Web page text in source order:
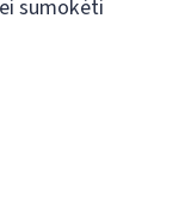
sumokėti